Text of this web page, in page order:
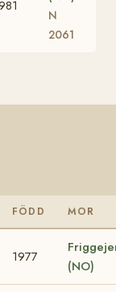
N
2061
FÖDD MOR
1977
(NO)